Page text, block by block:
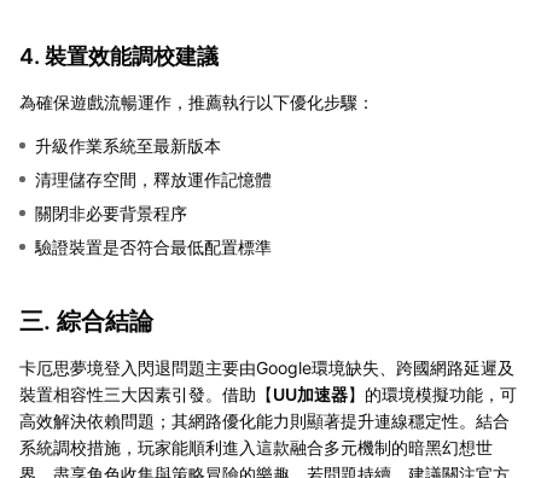
4. 裝置效能調校建議
為確保遊戲流暢運作，推薦執行以下優化步驟：
升級作業系統至最新版本
清理儲存空間，釋放運作記憶體
關閉非必要背景程序
驗證裝置是否符合最低配置標準
三. 綜合結論
卡厄思夢境登入閃退問題主要由Google環境缺失、跨國網路延遲及
裝置相容性三大因素引發。借助【UU加速器】的環境模擬功能，可
高效解決依賴問題；其網路優化能力則顯著提升連線穩定性。結合
系統調校措施，玩家能順利進入這款融合多元機制的暗黑幻想世
界，盡享角色收集與策略冒險的樂趣。若問題持續，建議關注官方